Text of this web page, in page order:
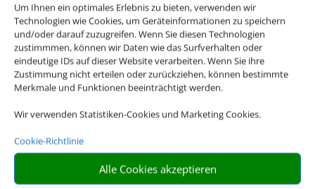
Um Ihnen ein optimales Erlebnis zu bieten, verwenden wir
Technologien wie Cookies, um Geräteinformationen zu speichern
und/oder darauf zuzugreifen. Wenn Sie diesen Technologien
zustimmmen, können wir Daten wie das Surfverhalten oder
eindeutige IDs auf dieser Website verarbeiten. Wenn Sie ihre
Zustimmung nicht erteilen oder zurückziehen, können bestimmte
Merkmale und Funktionen beeinträchtigt werden.
Wir verwenden Statistiken-Cookies und Marketing Cookies.
Cookie-Richtlinie
Alle Cookies akzeptieren